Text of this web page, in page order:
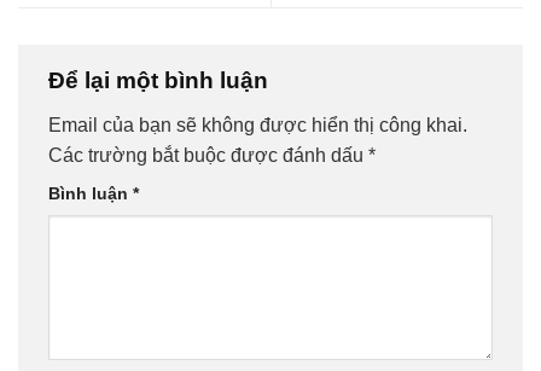
Để lại một bình luận
Email của bạn sẽ không được hiển thị công khai.
Các trường bắt buộc được đánh dấu *
Bình luận *